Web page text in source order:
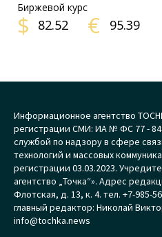
Биржевой курс
$ 82.52 € 95.39
Информационное агентство
регистрации СМИ: ИА № ФС 77 -
службой по надзору в сфере
технологий и массовых
регистрации 03.03.2023.
агентство „Точка“». Адрес
Флотская, д. 13, к. 4. тел. +7-985-
главный редактор: Николай
info@tochka.news